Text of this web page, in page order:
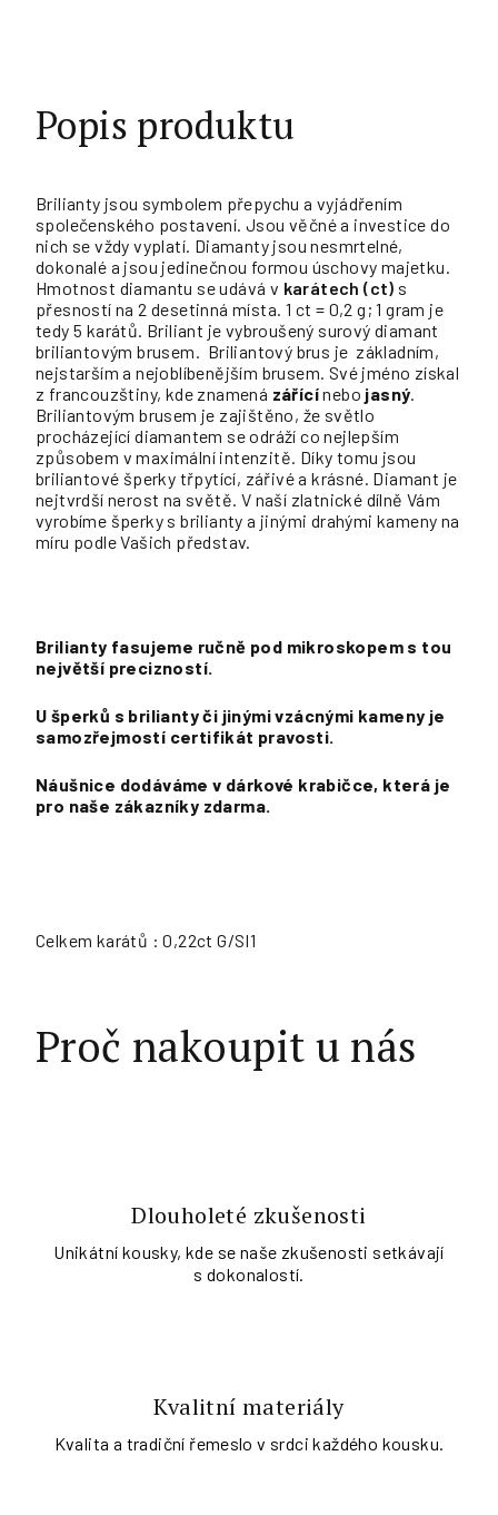
Popis produktu
Brilianty jsou symbolem přepychu a vyjádřením
společenského postavení. Jsou věčné a investice do
nich se vždy vyplatí. Diamanty jsou nesmrtelné,
dokonalé a jsou jedinečnou formou úschovy majetku.
Hmotnost diamantu se udává v karátech (ct) s
přesností na 2 desetinná místa. 1 ct = 0,2 g; 1 gram je
tedy 5 karátů. Briliant je vybroušený surový diamant
briliantovým brusem. Briliantový brus je základním,
nejstarším a nejoblíbenějším brusem. Své jméno získal
z francouzštiny, kde znamená zářícínebo jasný.
Briliantovým brusem je zajištěno, že světlo
procházející diamantem se odráží co nejlepším
způsobem v maximální intenzitě. Díky tomu jsou
briliantové šperky třpytící, zářivé a krásné. Diamant je
nejtvrdší nerost na světě. V naší zlatnické dílně Vám
vyrobíme šperky s brilianty a jinými drahými kameny na
míru podle Vašich představ.
Brilianty fasujeme ručně pod mikroskopem s tou
největší precizností.
U šperků s brilianty či jinými vzácnými kameny je
samozřejmostí certifikát pravosti.
Náušnice dodáváme v dárkové krabičce, která je
pro naše zákazníky zdarma.
Celkem karátů : 0,22ct G/SI1
Proč nakoupit u nás
Dlouholeté zkušenosti
Unikátní kousky, kde se naše zkušenosti setkávají
s dokonalostí.
Kvalitní materiály
Kvalita a tradiční řemeslo v srdci každého kousku.